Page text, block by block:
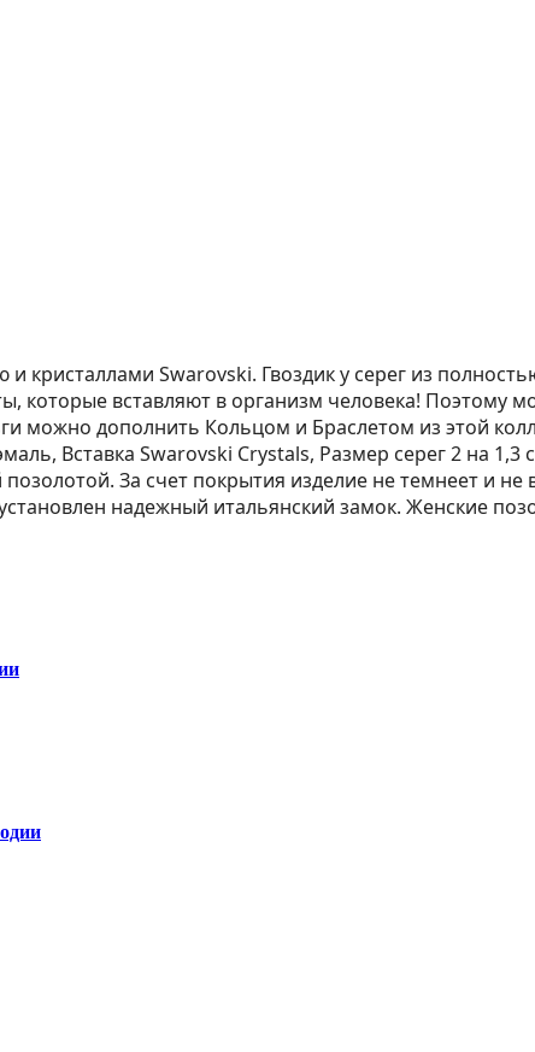
Swarovski. Гвоздик у серег из
которые вставляют в организм человека! Поэтому
можно дополнить Кольцом и Браслетом из этой
Вставка Swarovski Crystals, Размер серег 2 на
За счет покрытия изделие не темнеет и не
надежный итальянский замок. Женские